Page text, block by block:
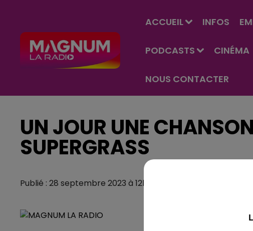
ACCUEIL INFOS
PODCASTS CINÉMA
NOUS CONTACTER
UN JOUR UNE
SUPERGRASS
Publié : 28 septembre 2023 à 12h37